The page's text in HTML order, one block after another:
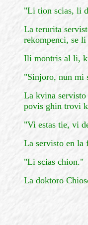
"Li tion scias, li
La terurita
rekompenci, se
Ili montris al li,
"Sinjoro, nun mi
La kvina
povis ghin trovi
"Vi estas tie, vi
La servisto en la
"Li scias chion."
La doktoro